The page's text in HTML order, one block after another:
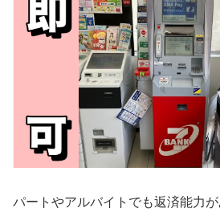
パートやアルバイトでも返済能力が